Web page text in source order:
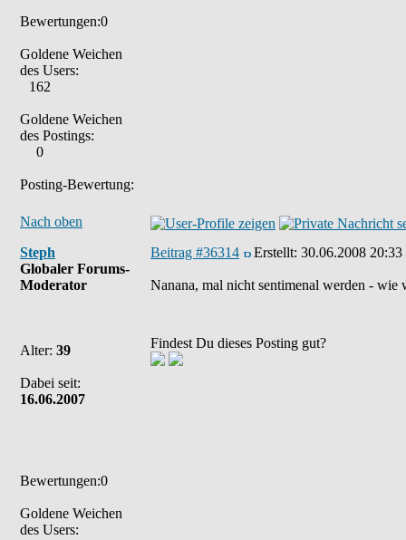
Bewertungen:0
Goldene Weichen
des Users:
162
Goldene Weichen
des Postings:
0
Posting-Bewertung:
Nach oben
Steph
Globaler Forums-
Moderator
Alter: 39
Dabei seit:
16.06.2007
Bewertungen:0
Goldene Weichen
des Users:
Beitrag #36314 Erstellt: 30.06.2008 20:33
Nanana, mal nicht sentimenal werden - wie
Findest Du dieses Posting gut?